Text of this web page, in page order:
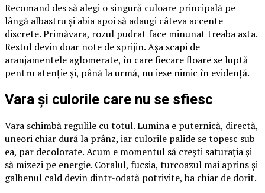
Recomand des să alegi o singură culoare principală pe
lângă albastru și abia apoi să adaugi câteva accente
discrete. Primăvara, rozul pudrat face minunat treaba asta.
Restul devin doar note de sprijin. Așa scapi de
aranjamentele aglomerate, în care fiecare floare se luptă
pentru atenție și, până la urmă, nu iese nimic în evidență.
Vara și culorile care nu se sfiesc
Vara schimbă regulile cu totul. Lumina e puternică, directă,
uneori chiar dură la prânz, iar culorile palide se topesc sub
ea, par decolorate. Acum e momentul să crești saturația și
să mizezi pe energie. Coralul, fucsia, turcoazul mai aprins și
galbenul cald devin dintr-odată potrivite, ba chiar de dorit.